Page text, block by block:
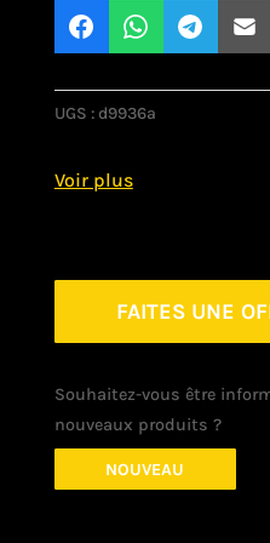
UGS : d9936a
FAITES UNE
Souhaitez-vous être
nouveaux produits ?
NOUVEAU